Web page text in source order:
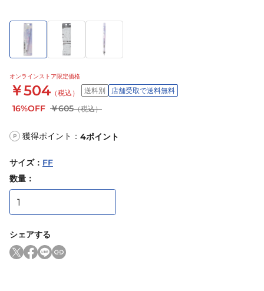
オンラインストア限定価格
￥504 （税込） 送料別 店舗受取で送料無料
16%OFF ￥605（税込）
P 獲得ポイント： 4ポイント
サイズ： FF
数量：
シェアする